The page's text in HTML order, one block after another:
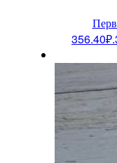
356.40₽.